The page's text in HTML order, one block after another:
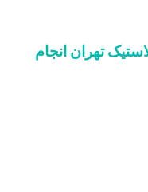
تهران انجام